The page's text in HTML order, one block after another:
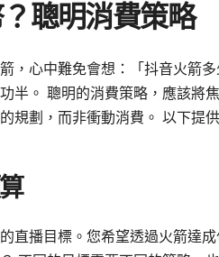
聰明消費策略
，心中難免會想：「抖音火箭
半。 聰明的消費策略，應該將
規劃，而非衝動消費。 以下提
直播目標。您希望透過火箭達